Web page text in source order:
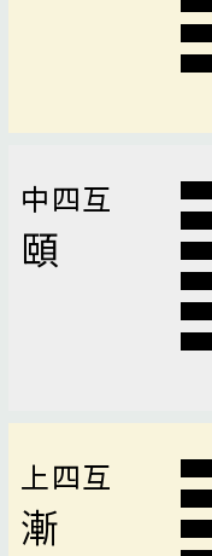
中四互
頤
上四互
漸